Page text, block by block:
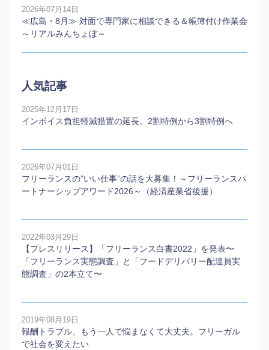
2026年07月14日
≪広島・8月≫ 対面で専門家に相談できる＆帳簿付け作業会
～リアルみんちょぼ～
人気記事
2025年12月17日
インボイス負担軽減措置の延長。2割特例から3割特例へ
2026年07月01日
フリーランスの”いい仕事”の話を大募集！～フリーランスパ
ートナーシップアワード2026～（経済産業省後援）
2022年03月29日
【プレスリリース】「フリーランス白書2022」を発表〜
「フリーランス実態調査」と「フードデリバリー配達員実
態調査」の2本⽴て〜
2019年08月19日
報酬トラブル、もう一人で悩まなくて大丈夫。フリーガル
で社会を変えたい